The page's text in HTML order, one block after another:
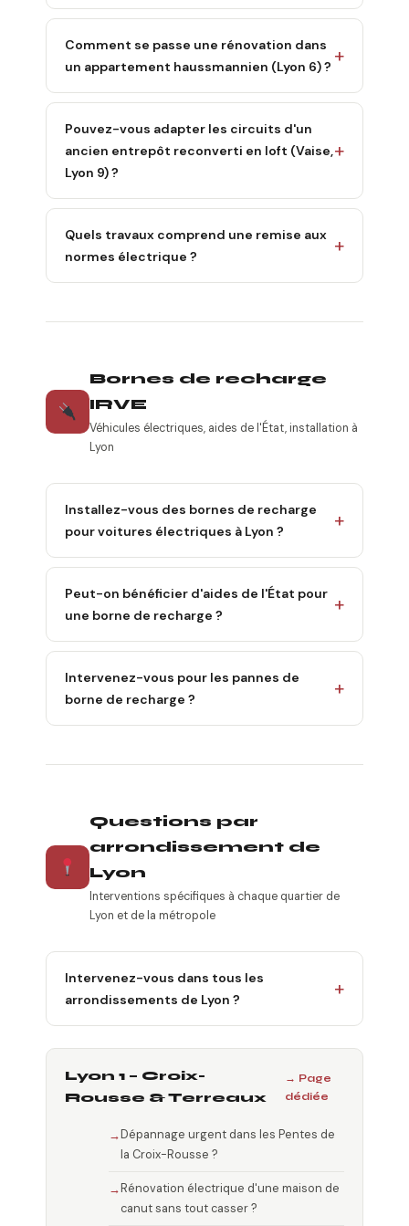
Comment se passe une rénovation dans
un appartement haussmannien (Lyon 6) ?
Pouvez-vous adapter les circuits d'un
ancien entrepôt reconverti en loft (Vaise,
Lyon 9) ?
Quels travaux comprend une remise aux
normes électrique ?
Bornes de recharge
IRVE
Véhicules électriques, aides de l'État, installation à
Lyon
Installez-vous des bornes de recharge
pour voitures électriques à Lyon ?
Peut-on bénéficier d'aides de l'État pour
une borne de recharge ?
Intervenez-vous pour les pannes de
borne de recharge ?
Questions par
arrondissement de
Lyon
Interventions spécifiques à chaque quartier de
Lyon et de la métropole
Intervenez-vous dans tous les
arrondissements de Lyon ?
Lyon 1 – Croix-
Rousse & Terreaux
→ Page
dédiée
Dépannage urgent dans les Pentes de
la Croix-Rousse ?
Rénovation électrique d'une maison de
canut sans tout casser ?